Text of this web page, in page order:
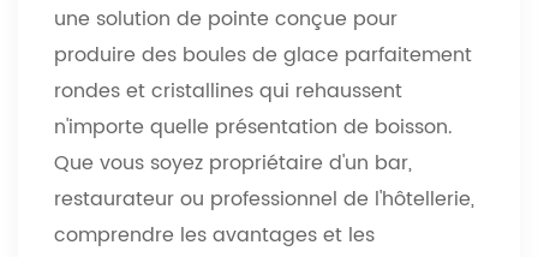
une solution de pointe conçue pour
produire des boules de glace parfaitement
rondes et cristallines qui rehaussent
n'importe quelle présentation de boisson.
Que vous soyez propriétaire d'un bar,
restaurateur ou professionnel de l'hôtellerie,
comprendre les avantages et les